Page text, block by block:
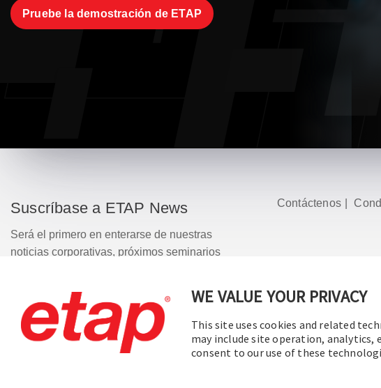
WE VALUE YOUR PRIVACY
This site uses cookies and related
may include site operation, analytics,
consent to our use of these
Pruebe la demostración de ETAP
Suscríbase a ETAP News
Será el primero en enterarse de nuestras
noticias corporativas, próximos seminarios
mucho más.
Suscribirse
Contáctenos
© 2016-2026